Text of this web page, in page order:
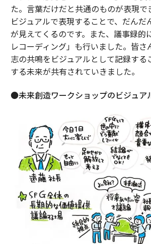
た。言葉だけだと共通のものが表現で
ビジュアルで表現することで、だんだ
が見えてくるのです。また、議事録的
レコーディング」も行いました。皆さ
志の共鳴をビジュアルとして記録する
する未来が共有されていきました。
●未来創造ワークショップのビジュア